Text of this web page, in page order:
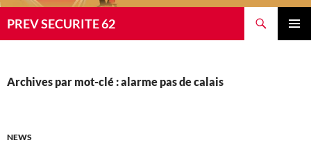
PREV SECURITE 62
Archives par mot-clé : alarme pas de calais
NEWS